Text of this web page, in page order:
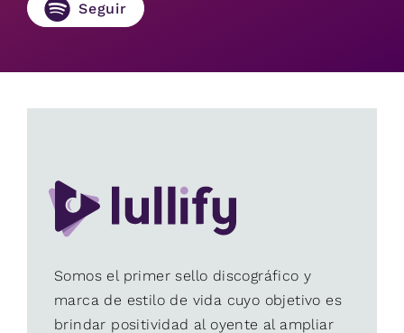
Seguir
Somos el primer sello discográfico y
marca de estilo de vida cuyo objetivo es
brindar positividad al oyente al ampliar